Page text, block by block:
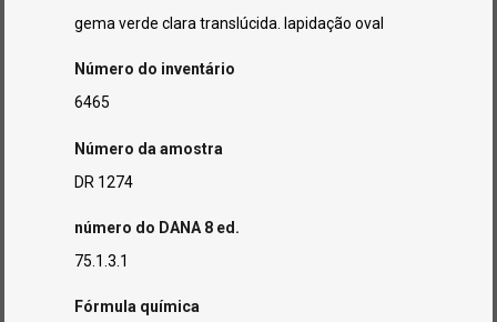
gema verde clara translúcida. lapidação oval
Número do inventário
6465
Número da amostra
DR 1274
número do DANA 8 ed.
75.1.3.1
Fórmula química